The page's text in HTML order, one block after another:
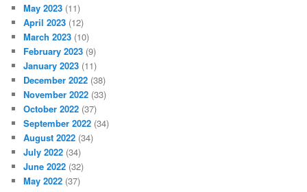
May 2023 (11)
April 2023 (12)
March 2023 (10)
February 2023 (9)
January 2023 (11)
December 2022 (38)
November 2022 (33)
October 2022 (37)
September 2022 (34)
August 2022 (34)
July 2022 (34)
June 2022 (32)
May 2022 (37)